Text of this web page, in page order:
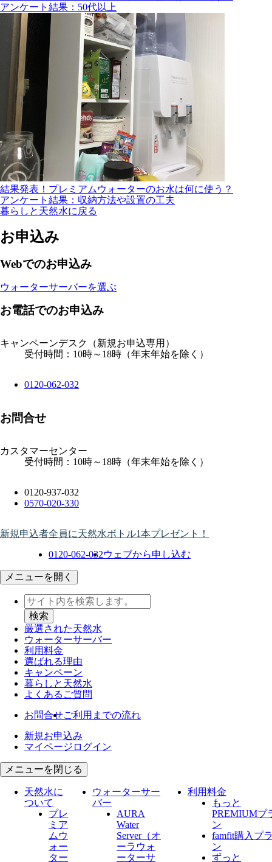
アンケート結果：50代以上
結果発表！プレミアムウォーターのお水は何に使う？
アンケート結果：収納方法や設置の工夫
暮らしと天然水に戻る
お申込み
Webでのお申込み
ウォーターサーバーを選ぶ
お電話でのお申込み
キャンペーンデスク
（新規お申込専用）
受付時間：10時～18時（年末年始を除く）
0120-062-032
お問合せ
カスタマーセンター
受付時間：10時～18時（年末年始を除く）
0120-937-032
0570-020-330
新規申込者全員に天然水ボトル1本プレゼント！
0120-062-032ウェブから申し込む
メニューを開く
厳選された天然水
ウォーターサーバー
利用料金
選ばれる理由
キャンペーン
暮らしと天然水
よくあるご質問
お問合せご利用までの流れ
新規お申込み
マイページログイン
メニューを閉じる
天然水に
ついて
プレ
ミア
ムウ
ォー
ター
ウォーターサー
バー
AURA
Water
Server​（オ
ーラウォ
ーターサ
利用料金
もっと
PREMIUMプ
ン
famfit購入プ
ン
ずっと